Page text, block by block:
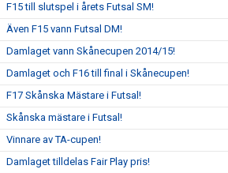
F15 till slutspel i årets Futsal SM!
Även F15 vann Futsal DM!
Damlaget vann Skånecupen 2014/15!
Damlaget och F16 till final i Skånecupen!
F17 Skånska Mästare i Futsal!
Skånska mästare i Futsal!
Vinnare av TA-cupen!
Damlaget tilldelas Fair Play pris!